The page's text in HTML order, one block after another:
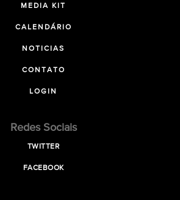
MEDIA KIT
CALENDÁRIO
NOTICIAS
CONTATO
LOGIN
Redes Sociais
TWITTER
FACEBOOK